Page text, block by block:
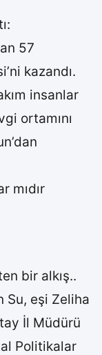
57
kazandı.
insanlar
ortamını
mıdır
bir alkış..
Su, eşi Zeliha
İl Müdürü
Politikalar